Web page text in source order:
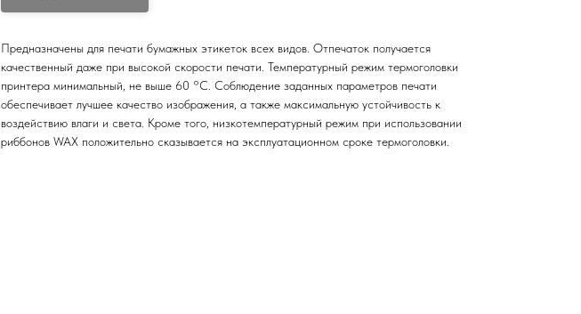
Предназначены для печати бумажных этикеток всех видов. Отпечаток получается
качественный даже при высокой скорости печати. Температурный режим термоголовки
принтера минимальный, не выше 60 °С. Соблюдение заданных параметров печати
обеспечивает лучшее качество изображения, а также максимальную устойчивость к
воздействию влаги и света. Кроме того, низкотемпературный режим при использовании
риббонов WAX положительно сказывается на эксплуатационном сроке термоголовки.